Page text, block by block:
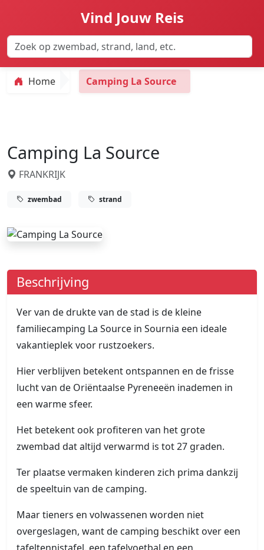
Vind Jouw Reis
Home Camping La Source
Camping La Source
FRANKRIJK
zwembad strand
Beschrijving
Ver van de drukte van de stad is de kleine
familiecamping La Source in Sournia een ideale
vakantieplek voor rustzoekers.
Hier verblijven betekent ontspannen en de frisse
lucht van de Oriëntaalse Pyreneeën inademen in
een warme sfeer.
Het betekent ook profiteren van het grote
zwembad dat altijd verwarmd is tot 27 graden.
Ter plaatse vermaken kinderen zich prima dankzij
de speeltuin van de camping.
Maar tieners en volwassenen worden niet
overgeslagen, want de camping beschikt over een